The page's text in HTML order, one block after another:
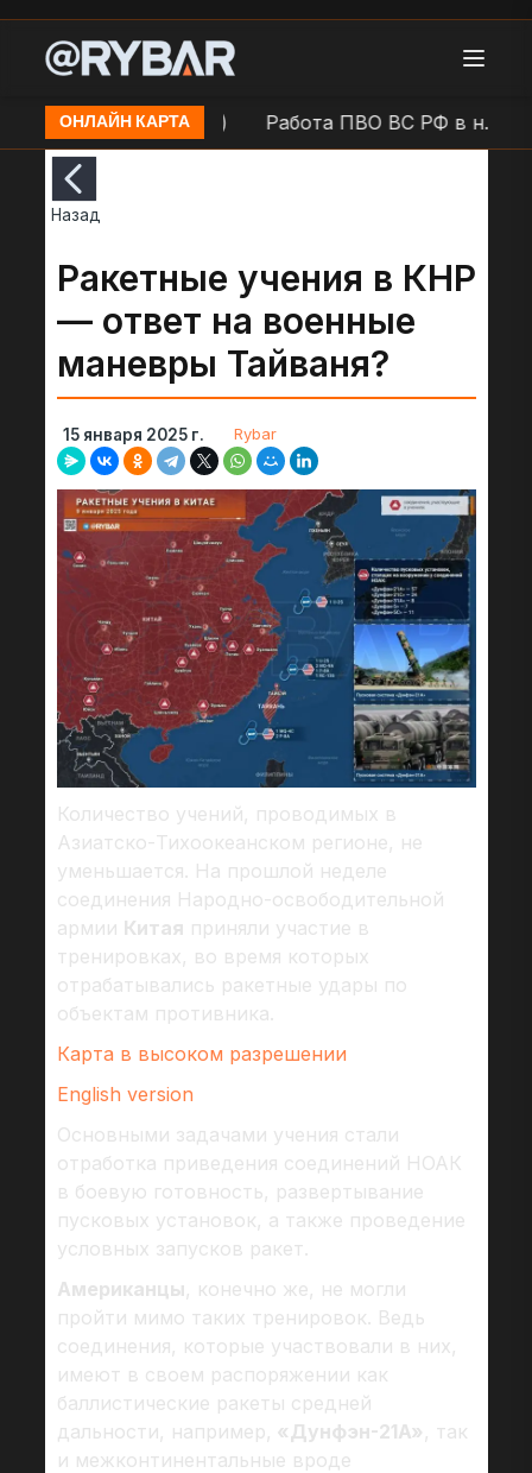
ОНЛАЙН КАРТА
район) Работа ПВО ВС РФ в н.п.
Назад
Ракетные учения в КНР
— ответ на военные
маневры Тайваня?
15 января 2025 г. Rybar
Количество учений, проводимых в
Азиатско-Тихоокеанском регионе, не
уменьшается. На прошлой неделе
соединения Народно-освободительной
армии Китая приняли участие в
тренировках, во время которых
отрабатывались ракетные удары по
объектам противника.
Карта в высоком разрешении
English version
Основными задачами учения стали
отработка приведения соединений НОАК
в боевую готовность, развертывание
пусковых установок, а также проведение
условных запусков ракет.
Американцы, конечно же, не могли
пройти мимо таких тренировок. Ведь
соединения, которые участвовали в них,
имеют в своем распоряжении как
баллистические ракеты средней
дальности, например, «Дунфэн-21A» , так
и межконтинентальные вроде